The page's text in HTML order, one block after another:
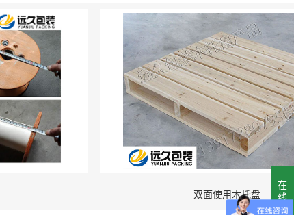
双面使用木托盘
在
线
客